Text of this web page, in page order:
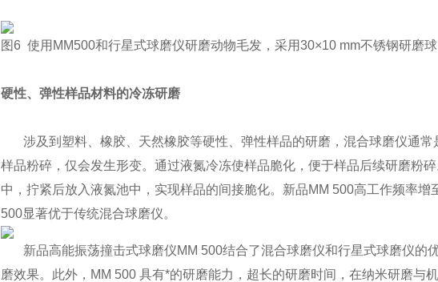
图6 使用MM500和行星式球磨仪研磨动物毛发，采用30×10 mm不锈钢研磨
硬性、弹性样品材料的冷冻研磨
涉及到塑料、橡胶、天然橡胶等硬性、弹性样品的研磨，混合球磨仪通常
样品粉碎，仅会发生形变。通过液氮冷冻使样品脆化，便于样品后续研磨粉
中，拧紧后放入液氮池中，实现样品的间接脆化。新品MM 500高工作频率
500显著优于传统混合球磨仪。
新品高能振荡撞击式球磨仪MM 500结合了混合球磨仪和行星式球磨仪的
磨效果。此外，MM 500 具有*的研磨能力，超长的研磨时间，在纳米研磨与